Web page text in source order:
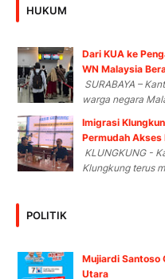
HUKUM
Dari KUA ke
WN Malaysia
SURABAYA –
warga negara
Imigrasi
Permudah
KLUNGKUNG -
Klungkung terus
POLITIK
Mujiardi Santoso
Utara